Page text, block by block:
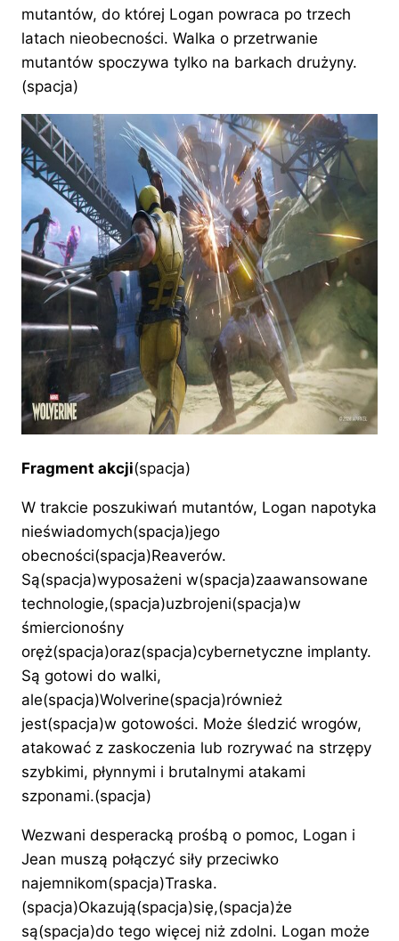
mutantów, do której Logan powraca po trzech
latach nieobecności. Walka o przetrwanie
mutantów spoczywa tylko na barkach drużyny.
(spacja)
Fragment akcji(spacja)
W trakcie poszukiwań mutantów, Logan napotyka
nieświadomych(spacja)jego
obecności(spacja)Reaverów.
Są(spacja)wyposażeni w(spacja)zaawansowane
technologie,(spacja)uzbrojeni(spacja)w
śmiercionośny
oręż(spacja)oraz(spacja)cybernetyczne implanty.
Są gotowi do walki,
ale(spacja)Wolverine(spacja)również
jest(spacja)w gotowości. Może śledzić wrogów,
atakować z zaskoczenia lub rozrywać na strzępy
szybkimi, płynnymi i brutalnymi atakami
szponami.(spacja)
Wezwani desperacką prośbą o pomoc, Logan i
Jean muszą połączyć siły przeciwko
najemnikom(spacja)Traska.
(spacja)Okazują(spacja)się,(spacja)że
są(spacja)do tego więcej niż zdolni. Logan może